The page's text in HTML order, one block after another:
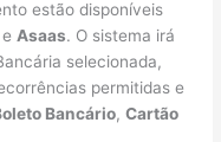
estão disponíveis
e Asaas. O sistema irá
selecionada,
permitidas e
Bancário,Cartão